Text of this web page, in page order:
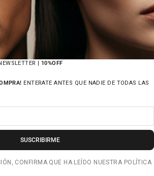
| 10%OFF
ENTERATE ANTES QUE NADIE DE TODAS LAS
SUSCRIBIRME
CONFIRMA QUE HA LEÍDO NUESTRA POLÍTICA